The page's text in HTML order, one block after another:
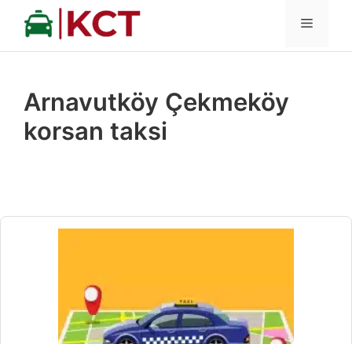
İçeriğe
MENÜ
Arnavutköy Çekmeköy
korsan taksi